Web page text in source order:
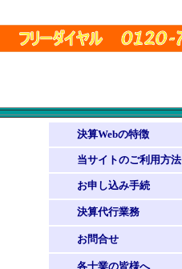
決算Webの特徴
当サイトのご利用方法
お申し込み手続
決算代行業務
お問合せ
各士業の皆様へ